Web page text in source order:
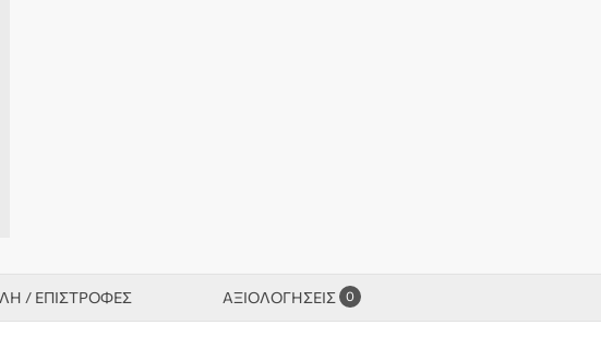
/ ΕΠΙΣΤΡΟΦΕΣ ΑΞΙΟΛΟΓΉΣΕΙΣ 0